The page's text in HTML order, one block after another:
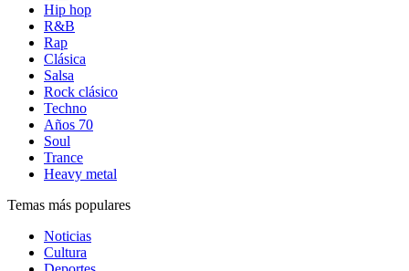
Hip hop
R&B
Rap
Clásica
Salsa
Rock clásico
Techno
Años 70
Soul
Trance
Heavy metal
Temas más populares
Noticias
Cultura